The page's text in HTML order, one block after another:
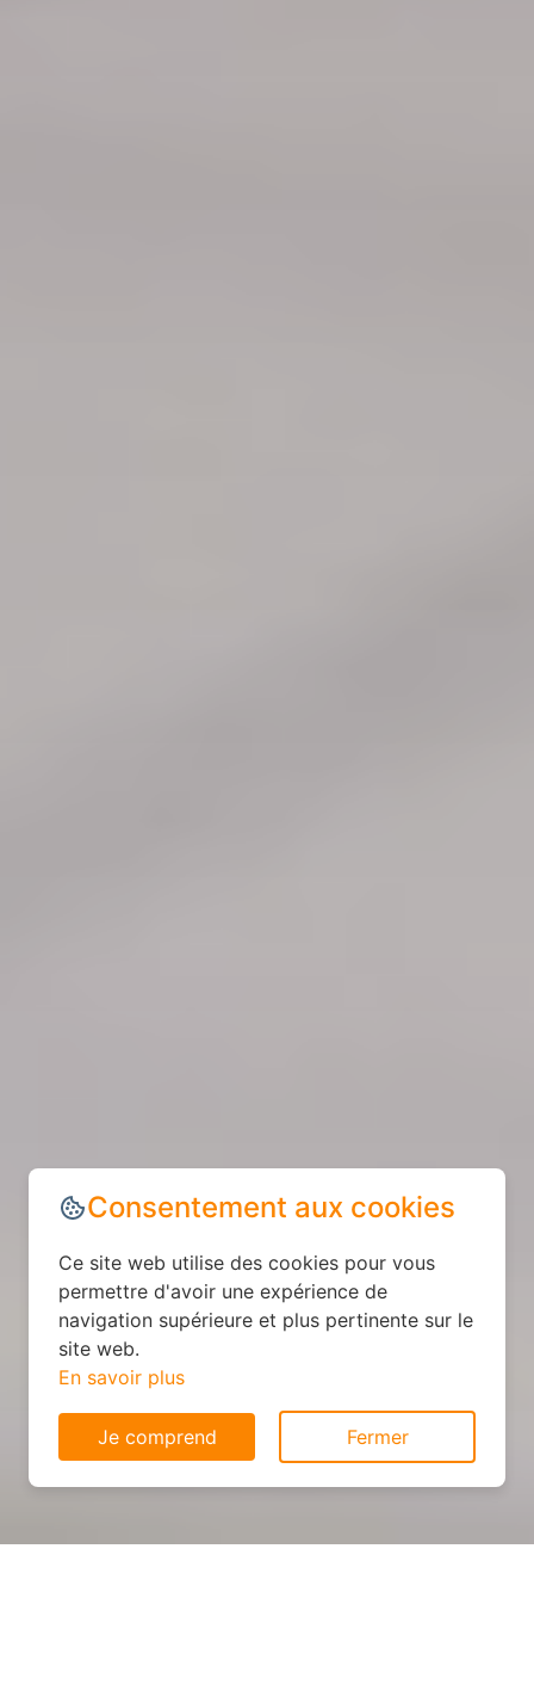
Consentement aux cookies
Ce site web utilise des cookies pour vous
permettre d'avoir une expérience de
navigation supérieure et plus pertinente sur le
site web.
En savoir plus
Je comprend Fermer